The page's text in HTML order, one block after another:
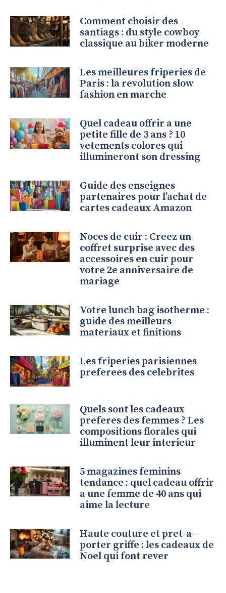
Comment choisir des
santiags : du style cowboy
classique au biker moderne
Les meilleures friperies de
Paris : la revolution slow
fashion en marche
Quel cadeau offrir a une
petite fille de 3 ans ? 10
vetements colores qui
illumineront son dressing
Guide des enseignes
partenaires pour l’achat de
cartes cadeaux Amazon
Noces de cuir : Creez un
coffret surprise avec des
accessoires en cuir pour
votre 2e anniversaire de
mariage
Votre lunch bag isotherme :
guide des meilleurs
materiaux et finitions
Les friperies parisiennes
preferees des celebrites
Quels sont les cadeaux
preferes des femmes ? Les
compositions florales qui
illuminent leur interieur
5 magazines feminins
tendance : quel cadeau offrir
a une femme de 40 ans qui
aime la lecture
Haute couture et pret-a-
porter griffe : les cadeaux de
Noel qui font rever